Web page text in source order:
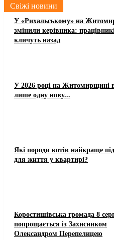
Свіжі новини
У «Рихальському» на
змінили керівника:
кличуть назад
У 2026 році на Житомирщині
лише одну нову...
Які породи котів найкраще
для життя у квартирі?
Коростишівська громада 8
попрощається із Захисником
Олександром Перепелицею